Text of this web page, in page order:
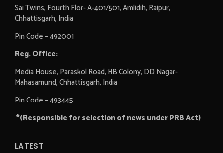
Sai Twins, Fourth Flor- A-401/501, Amlidih, Raipur,
Chhattisgarh, India
Pin Code – 492001
Reg. Office:
Media House, Paraskol Road, HB Colony, DD Nagar-
Mahasamund, Chhattisgarh, India
Pin Code – 493445
*(Responsible for selection of news under PRB Act)
LATEST